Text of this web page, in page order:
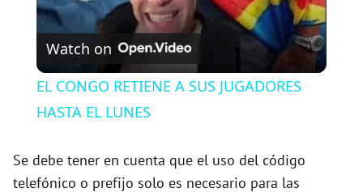
V
i
e
Watch on
EL CONGO RETIENE A SUS JUGADORES
HASTA EL LUNES
Se debe tener en cuenta que el uso del código
telefónico o prefijo solo es necesario para las